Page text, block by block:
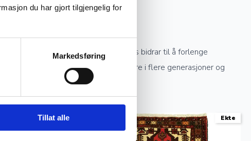
du har gjort tilgjengelig for
Markedsføring
Tillat alle
direkte sollys og profesjonell rens bidrar til å forlenge
stell kan et håndknyttet teppe vare i flere generasjoner og
Ekte Ekte